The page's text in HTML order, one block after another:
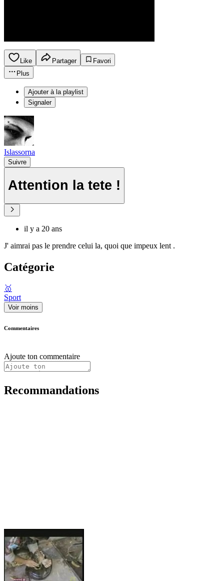
Like Partager
Favori
Plus
Ajouter à la playlist
Signaler
Islassorna
Suivre
Attention la tete !
il y a 20 ans
J' aimrai pas le prendre celui la, quoi que impeux lent .
Catégorie
🥇
Sport
Voir moins
Commentaires
Ajoute ton commentaire
Recommandations